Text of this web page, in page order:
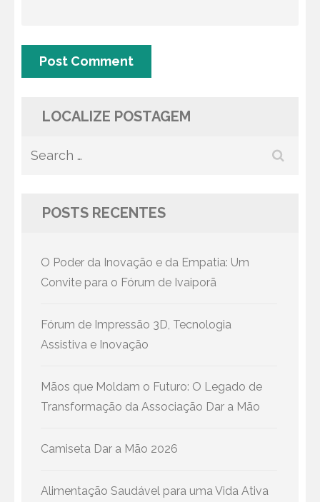
LOCALIZE POSTAGEM
Search
POSTS RECENTES
O Poder da Inovação e da Empatia: Um
Convite para o Fórum de Ivaiporã
Fórum de Impressão 3D, Tecnologia
Assistiva e Inovação
Mãos que Moldam o Futuro: O Legado de
Transformação da Associação Dar a Mão
Camiseta Dar a Mão 2026
Alimentação Saudável para uma Vida Ativa